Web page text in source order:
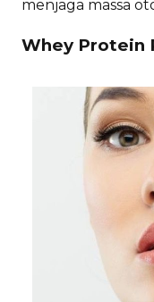
menjaga massa
Whey Protein